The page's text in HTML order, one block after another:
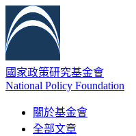
國家政策研究基金會
National Policy Foundation
關於基金會
全部文章